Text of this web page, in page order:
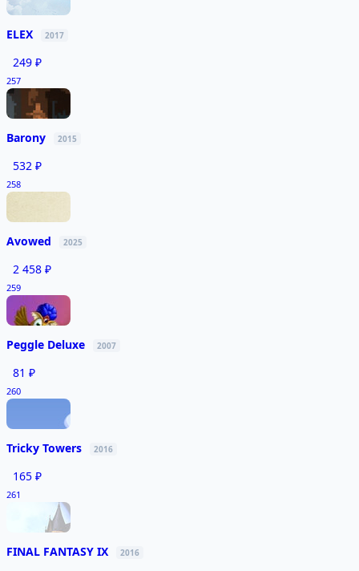
ELEX 2017
249 ₽
257
Barony 2015
532 ₽
258
Avowed 2025
2 458 ₽
259
Peggle Deluxe 2007
81 ₽
260
Tricky Towers 2016
165 ₽
261
FINAL FANTASY IX 2016